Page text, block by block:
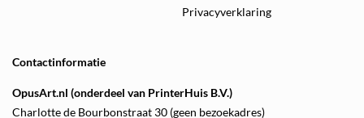
Privacyverklaring
Contactinformatie
OpusArt.nl (onderdeel van PrinterHuis B.V.)
Charlotte de Bourbonstraat 30 (geen bezoekadres)